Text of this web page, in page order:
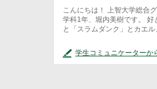
こんにちは！ 上智大学総合
学科1年、堀内美樹です。 好
と「スラムダンク」とカエ
学生コミュニケーターか